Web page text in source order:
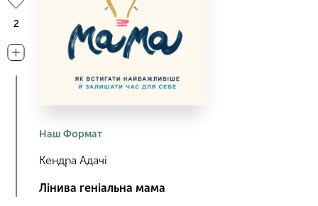
Наш Формат
Кендра Адачі
Лінива геніальна мама
2